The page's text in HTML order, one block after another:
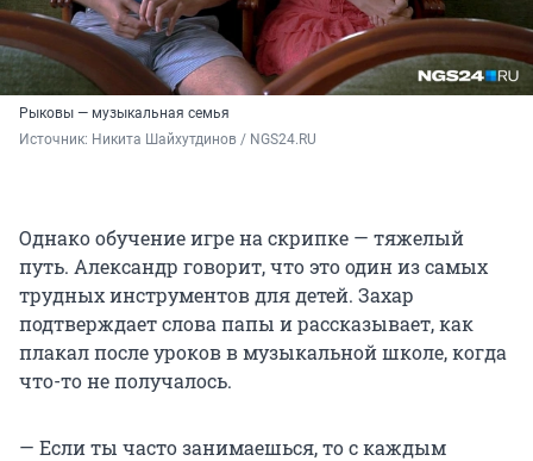
Рыковы — музыкальная семья
Источник: Никита Шайхутдинов / NGS24.RU
Однако обучение игре на скрипке — тяжелый
путь. Александр говорит, что это один из самых
трудных инструментов для детей. Захар
подтверждает слова папы и рассказывает, как
плакал после уроков в музыкальной школе, когда
что-то не получалось.
— Если ты часто занимаешься, то с каждым